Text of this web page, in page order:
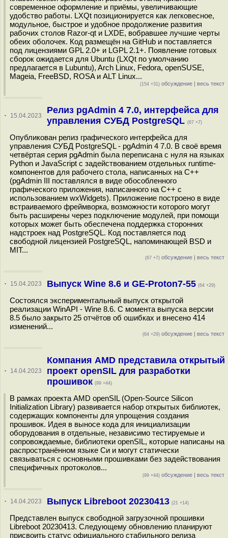
современное оформление и приёмы, увеличивающие
удобство работы. LXQt позиционируется как легковесное,
модульное, быстрое и удобное продолжение развития
рабочих столов Razor-qt и LXDE, вобравшее лучшие черты
обеих оболочек. Код размещён на GitHub и поставляется
под лицензиями GPL 2.0+ и LGPL 2.1+. Появление готовых
сборок ожидается для Ubuntu (LXQt по умолчанию
предлагается в Lubuntu), Arch Linux, Fedora, openSUSE,
Mageia, FreeBSD, ROSA и ALT Linux...
(154 +31) обсуждение | весь текст
· 15.04.2023
Релиз pgAdmin 4 7.0, интерфейса для
управления СУБД PostgreSQL (67 +7)
Опубликован релиз графического интерфейса для
управления СУБД PostgreSQL - pgAdmin 4 7.0. В своё время
четвёртая серия pgAdmin была переписана с нуля на языках
Python и JavaScript с задействованием отдельных runtime-
компонентов для рабочего стола, написанных на C++
(pgAdmin III поставлялся в виде обособленного
графического приложения, написанного на C++ с
использованием wxWidgets). Приложение построено в виде
встраиваемого фреймворка, возможности которого могут
быть расширены через подключение модулей, при помощи
которых может быть обеспечена поддержка сторонних
надстроек над PostgreSQL. Код поставляется под
свободной лицензией PostgreSQL, напоминающей BSD и
MIT...
(67 +7) обсуждение | весь текст
· 15.04.2023 Выпуск Wine 8.6 и GE-Proton7-55 (64 +29)
Состоялся экспериментальный выпуск открытой
реализации WinAPI - Wine 8.6. С момента выпуска версии
8.5 было закрыто 25 отчётов об ошибках и внесено 414
изменений...
(64 +29) обсуждение | весь текст
· 14.04.2023
Компания AMD представила открытый
проект openSIL для разработки
прошивок (99 +44)
В рамках проекта AMD openSIL (Open-Source Silicon
Initialization Library) развивается набор открытых библиотек,
содержащих компоненты для упрощения создания
прошивок. Идея в выносе кода для инициализации
оборудования в отдельные, независимо тестируемые и
сопровождаемые, библиотеки openSIL, которые написаны на
распространённом языке Си и могут статически
связываться с основными прошивками без задействования
специфичных протоколов...
(99 +44) обсуждение | весь текст
· 14.04.2023 Выпуск Libreboot 20230413 (21 +14)
Представлен выпуск свободной загрузочной прошивки
Libreboot 20230413. Следующему обновлению планируют
присвоить статус официального стабильного релиза